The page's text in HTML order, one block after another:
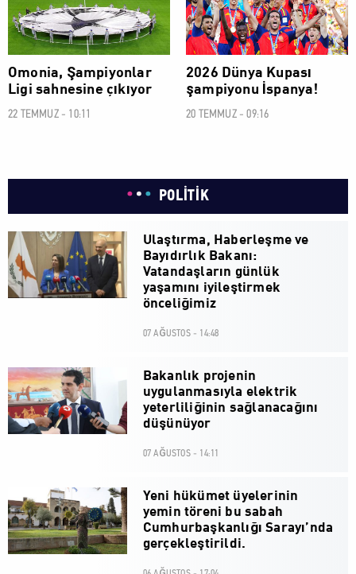
Omonia, Şampiyonlar
Ligi sahnesine çıkıyor
22 TEMMUZ - 10:11
2026 Dünya Kupası
şampiyonu İspanya!
20 TEMMUZ - 09:16
POLİTİK
Ulaştırma, Haberleşme ve
Bayıdırlık Bakanı:
Vatandaşların günlük
yaşamını iyileştirmek
önceliğimiz
07 AĞUSTOS - 14:48
Bakanlık projenin
uygulanmasıyla elektrik
yeterliliğinin sağlanacağını
düşünüyor
07 AĞUSTOS - 14:11
Yeni hükümet üyelerinin
yemin töreni bu sabah
Cumhurbaşkanlığı Sarayı’nda
gerçekleştirildi.